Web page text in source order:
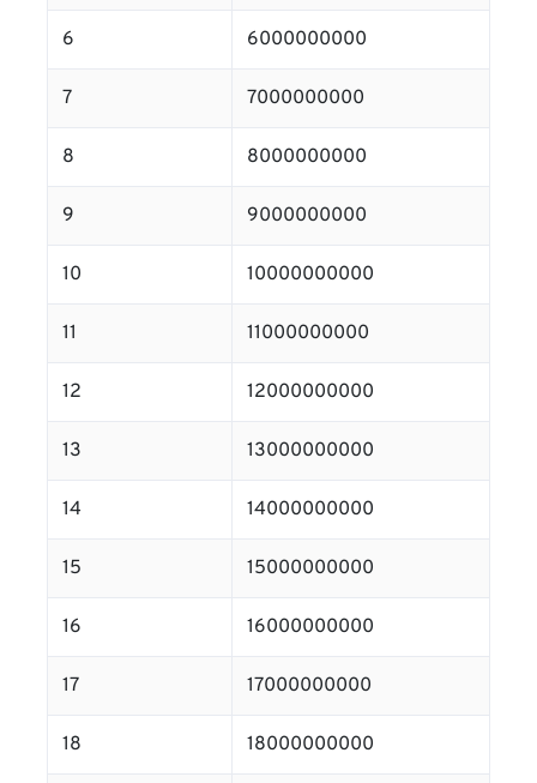
6 6000000000
7 7000000000
8 8000000000
9 9000000000
10 10000000000
11 11000000000
12 12000000000
13 13000000000
14 14000000000
15 15000000000
16 16000000000
17 17000000000
18 18000000000